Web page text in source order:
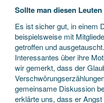
Sollte man diesen
Es ist sicher gut, in einem
beispielsweise mit
getroffen und
Interessantes über ihre
wir gemerkt, dass der
gemeinsame Diskussion
erklärte uns, dass er